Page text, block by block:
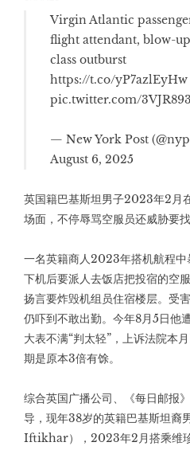
Virgin Atlantic
flight attendant, blow-
class outburst
https://t.co/yP7azlEyHw
pic.twitter.com/
— New York Post
August 6, 2025
英国籍巴基斯坦男子2023年2月
场面，不停辱骂空服员还威胁要
一名英籍商人2023年搭机航程
下机后要派人去饭店把投宿的空
扬言要炸毁机组员住宿楼层。受
仍吓到不敢出勤。今年8月5日他
大表不满“判太轻”，上诉法院本
期是原本3倍有馀。
综合英国广播公司、《每日邮报
导，现年38岁的英籍巴基斯坦
Iftikhar），2023年2月搭乘维